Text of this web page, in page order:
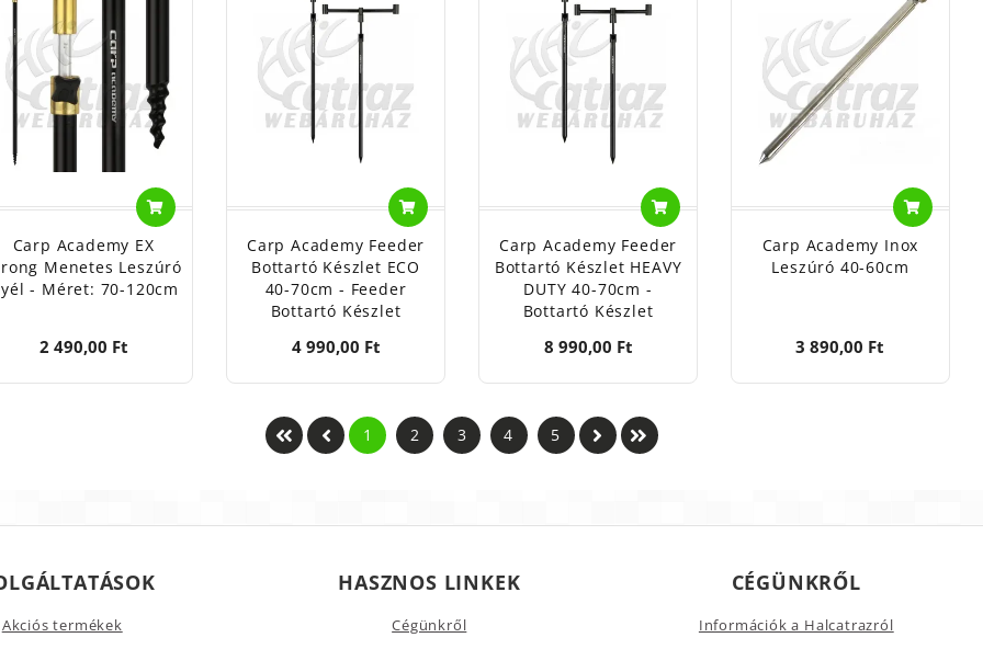
Carp Academy EX
Menetes Leszúró
- Méret: 70-120cm
2 490,00 Ft
Carp Academy Feeder
Bottartó Készlet ECO
40-70cm - Feeder
Bottartó Készlet
4 990,00 Ft
Carp Academy Feeder
Bottartó Készlet HEAVY
DUTY 40-70cm -
Bottartó Készlet
8 990,00 Ft
Carp Academy Inox
Leszúró 40-60cm
3 890,00 Ft
1 2 3 4 5
Akciós termékek
HASZNOS LINKEK
Cégünkről
CÉGÜNKRŐL
Információk a Halcatrazról